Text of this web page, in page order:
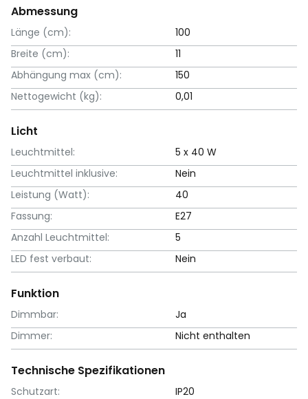
Abmessung
Länge (cm):
100
Breite (cm):
11
Abhängung max (cm):
150
Nettogewicht (kg):
0,01
Licht
Leuchtmittel:
5 x 40 W
Leuchtmittel inklusive:
Nein
Leistung (Watt):
40
Fassung:
E27
Anzahl Leuchtmittel:
5
LED fest verbaut:
Nein
Funktion
Dimmbar:
Ja
Dimmer:
Nicht enthalten
Technische Spezifikationen
Schutzart: IP20